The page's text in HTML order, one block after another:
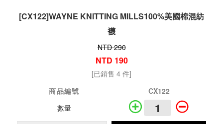
[CX122]WAYNE KNITTING MILLS100%美國棉混紡
襪
NTD 290
NTD 190
[已銷售 4 件]
商品編號
CX122
數量